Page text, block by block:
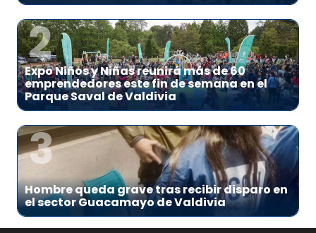
2
Expo Niños y Niñas reunirá más de 60
emprendedores este fin de semana en el
Parque Saval de Valdivia
3
Hombre queda grave tras recibir disparo en
el sector Guacamayo de Valdivia